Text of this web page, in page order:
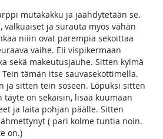
mutakakku ja jäähdytetään se.
valkuaiset ja surauta myös vähän
niiin ovat parempia sekoittaa
vaihe. Eli vispikermaan
sekä makeutusjauhe. Sitten kylmä
tämän itse sauvasekottimella.
ja sitten tein soseen. Lopuksi sitten
täyte on sekaisin, lisää kuumaan
ja laita pohjan päälle. Sitten
( pari kolme tuntia noin.
on.)